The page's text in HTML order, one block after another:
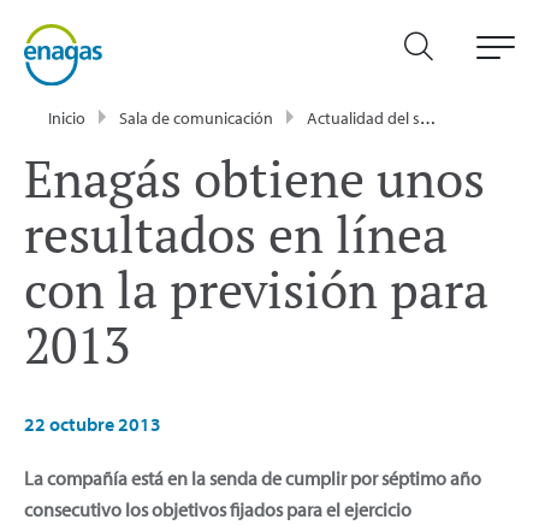
Inicio Sala de comunicación Actualidad del sector energético - Enagás
Enagás obtiene unos
resultados en línea
con la previsión para
2013
22 octubre 2013
La compañía está en la senda de cumplir por séptimo año
consecutivo los objetivos fijados para el ejercicio